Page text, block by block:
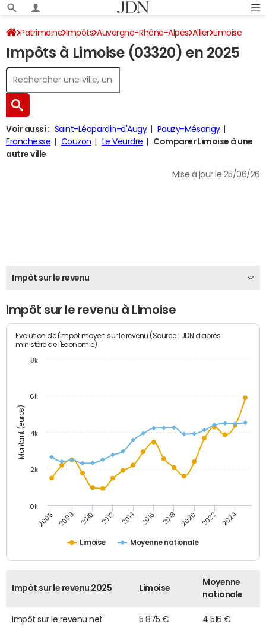
Patrimoine Impôts Auvergne-Rhône-Alpes Allier Limoise
Impôt sur le revenu
Impôts à Limoise (03320) en 2025
Voir aussi : Saint-Léopardin-d'Augy
Pouzy-Mésangy
Franchesse
Couzon Le Veurdre
Comparer Limoise à une
autre ville
Mise à jour le 25/06/26
Impôt sur le revenu
Impôt sur le revenu à Limoise
Montant (euros)
Evolution de l'impôt moyen sur le revenu (Source : JDN d'après
ministère de l'Economie)
Limoise Moyenne nationale
2006 2008 2010 2012 2014 2016 2018 2020 2022 2024
0k
2k
4k
6k
8k
Impôt sur le revenu 2025 Limoise
Moyenne
nationale
Impôt sur le revenu net
5 875 € 4 516 €